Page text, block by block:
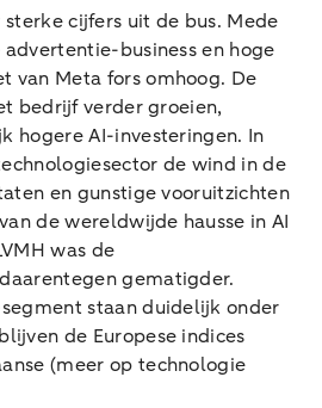
cijfers uit de bus. Mede
business en hoge
van Meta fors omhoog. De
bedrijf verder groeien,
hogere AI-investeringen. In
de wind in de
en gunstige vooruitzichten
de wereldwijde hausse in AI
was de
gematigder.
staan duidelijk onder
de Europese indices
(meer op technologie